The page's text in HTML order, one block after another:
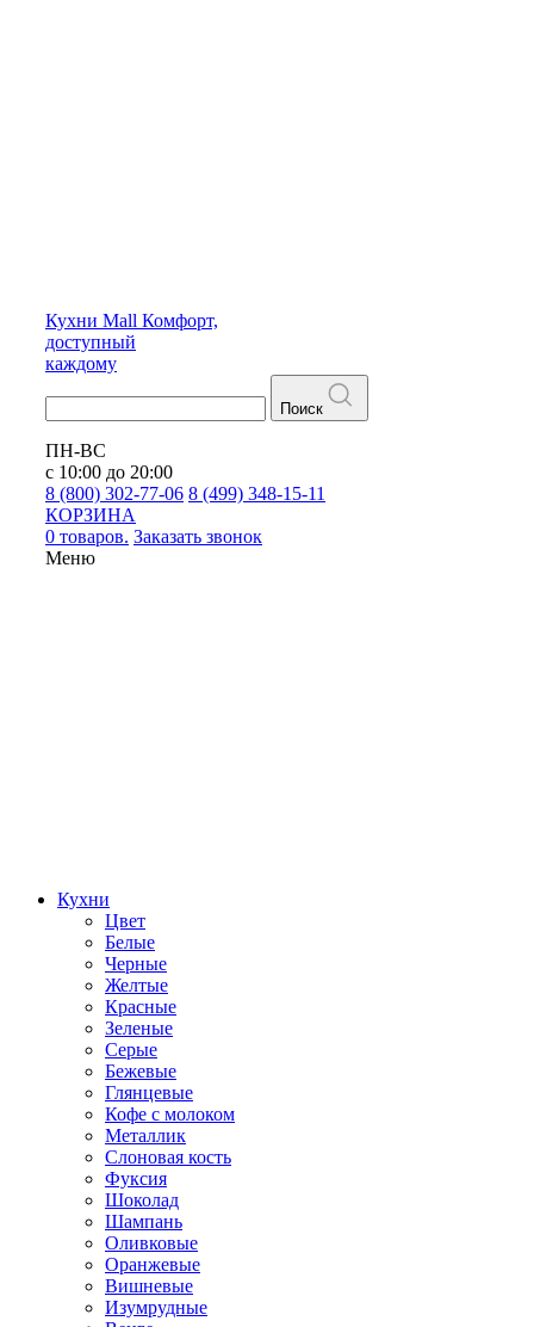
Кухни Mall Комфорт,
доступный
каждому
Поиск
ПН-ВС
с 10:00 до 20:00
8 (800) 302-77-06 8 (499) 348-15-11
КОРЗИНА
0 товаров. Заказать звонок
Меню
Кухни
Цвет
Белые
Черные
Желтые
Красные
Зеленые
Серые
Бежевые
Глянцевые
Кофе с молоком
Металлик
Слоновая кость
Фуксия
Шоколад
Шампань
Оливковые
Оранжевые
Вишневые
Изумрудные